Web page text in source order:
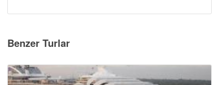
Benzer Turlar